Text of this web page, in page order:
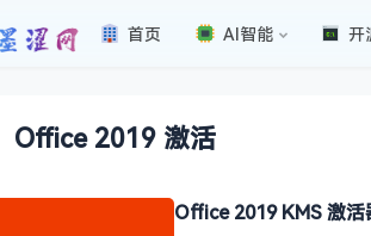
首页 AI智能 开
Office 2019 激活
Office 2019 KMS 激